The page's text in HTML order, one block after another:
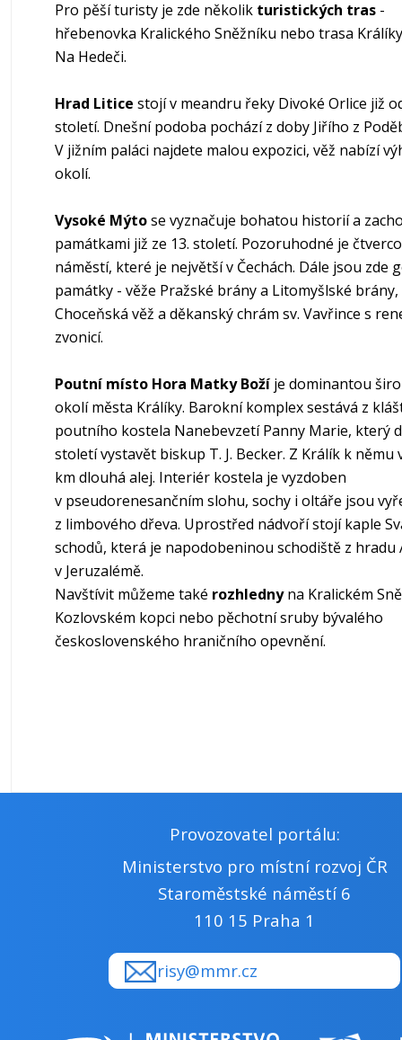
Pro pěší turisty je zde několik turistických tras -
hřebenovka Kralického Sněžníku nebo trasa
Na Hedeči.
Hrad Litice stojí v meandru řeky Divoké Orlice již
století. Dnešní podoba pochází z doby Jiřího z
V jižním paláci najdete malou expozici, věž nabízí
okolí.
Vysoké Mýtose vyznačuje bohatou historií a
památkami již ze 13. století. Pozoruhodné je
náměstí, které je největší v Čechách. Dále jsou zde
památky - věže Pražské brány a Litomyšlské brány,
Choceňská věž a děkanský chrám sv. Vavřince s
zvonicí.
Poutní místo Hora Matky Boží je dominantou
okolí města Králíky. Barokní komplex sestává z
poutního kostela Nanebevzetí Panny Marie, který
století vystavět biskup T. J. Becker. Z Králík k němu
km dlouhá alej. Interiér kostela je vyzdoben
v pseudorenesančním slohu, sochy i oltáře jsou
z limbového dřeva. Uprostřed nádvoří stojí kaple
schodů, která je napodobeninou schodiště z hradu
v Jeruzalémě.
Navštívit můžeme také rozhlednyna Kralickém
Kozlovském kopci nebo pěchotní sruby bývalého
československého hraničního opevnění.
Provozovatel portálu:
Ministerstvo pro místní rozvoj ČR
Staroměstské náměstí 6
110 15 Praha 1
risy@mmr.cz